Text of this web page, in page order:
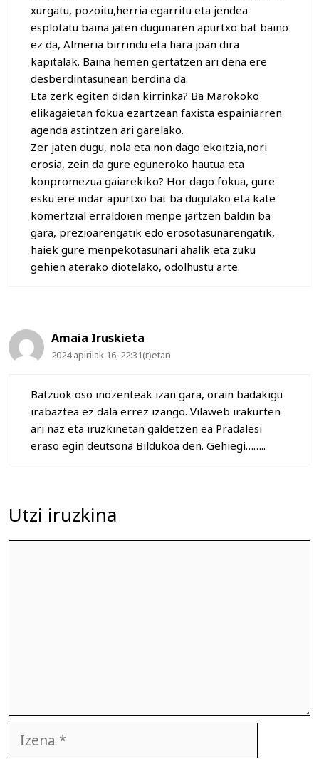
xurgatu, pozoitu,herria egarritu eta jendea
esplotatu baina jaten dugunaren apurtxo bat baino
ez da, Almeria birrindu eta hara joan dira
kapitalak. Baina hemen gertatzen ari dena ere
desberdintasunean berdina da.
Eta zerk egiten didan kirrinka? Ba Marokoko
elikagaietan fokua ezartzean faxista espainiarren
agenda astintzen ari garelako.
Zer jaten dugu, nola eta non dago ekoitzia,nori
erosia, zein da gure eguneroko hautua eta
konpromezua gaiarekiko? Hor dago fokua, gure
esku ere indar apurtxo bat ba dugulako eta kate
komertzial erraldoien menpe jartzen baldin ba
gara, prezioarengatik edo erosotasunarengatik,
haiek gure menpekotasunari ahalik eta zuku
gehien aterako diotelako, odolhustu arte.
Amaia Iruskieta
2024 apirilak 16, 22:31(r)etan
Batzuok oso inozenteak izan gara, orain badakigu
irabaztea ez dala errez izango. Vilaweb irakurten
ari naz eta iruzkinetan galdetzen ea Pradalesi
eraso egin deutsona Bildukoa den. Gehiegi……..
Utzi iruzkina